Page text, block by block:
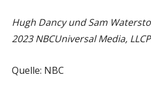
Hugh Dancy und Sam
2023 NBCUniversal Media,
Quelle: NBC